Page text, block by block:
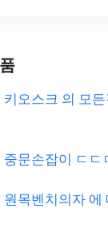
키오스크 의 모
중문손잡이 ㄷㄷ
원목벤치의자 에